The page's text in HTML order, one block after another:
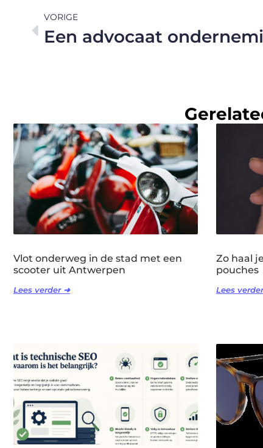
VORIGE
Vlot onderweg in de stad met een
scooter uit Antwerpen
Lees verder ➜
Zo haal
pouches
Lees